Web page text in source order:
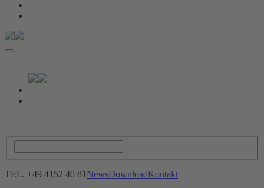
TEL. +49 4152 40 81 NewsDownloadKontakt